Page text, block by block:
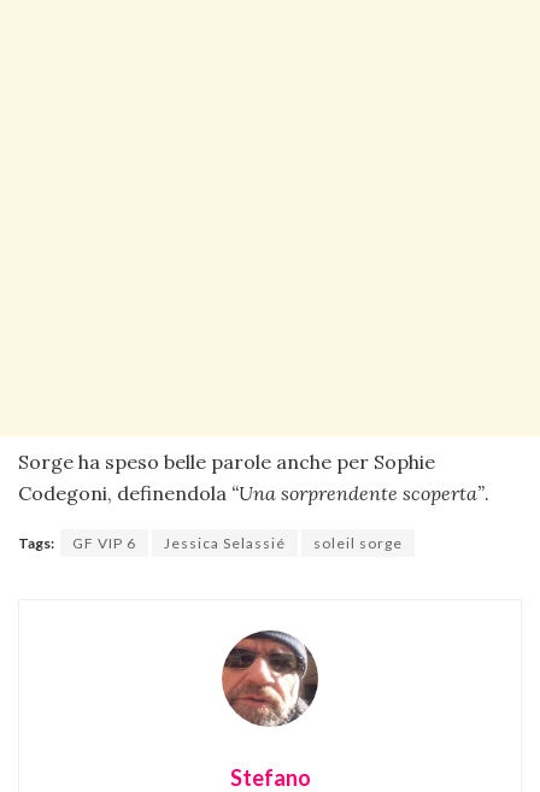
Sorge ha speso belle parole anche per Sophie
Codegoni, definendola “Una sorprendente scoperta”.
Tags: GF VIP 6 Jessica Selassié soleil sorge
Stefano